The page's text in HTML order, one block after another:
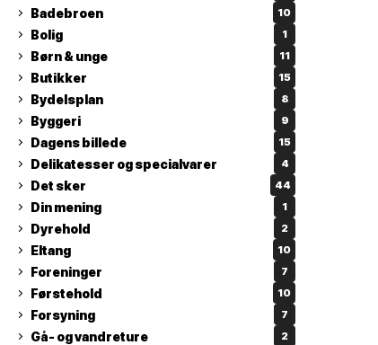
Badebroen 10
Bolig 1
Børn & unge 11
Butikker 15
Bydelsplan 8
Byggeri 9
Dagens billede 15
Delikatesser og specialvarer 4
Det sker 44
Din mening 1
Dyrehold 2
Eltang 10
Foreninger 7
Førstehold 10
Forsyning 7
Gå- og vandreture 2